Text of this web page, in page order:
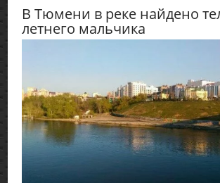
В Тюмени в реке найдено
летнего мальчика